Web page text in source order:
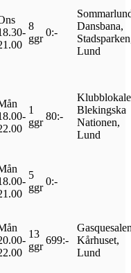
8
ggr
0:-
Dansbana,
Lund
1
ggr
80:-
Blekingska
Nationen,
Lund
5
ggr
0:-
13
ggr
699:-
Kårhuset,
Lund